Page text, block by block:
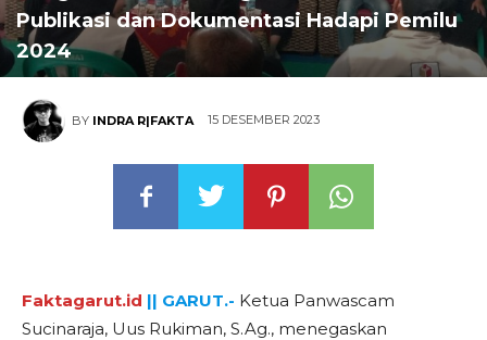
Publikasi dan Dokumentasi Hadapi Pemilu
2024
BY INDRA R|FAKTA 15 DESEMBER 2023
Faktagarut.id || GARUT.- Ketua Panwascam
Sucinaraja, Uus Rukiman, S.Ag., menegaskan